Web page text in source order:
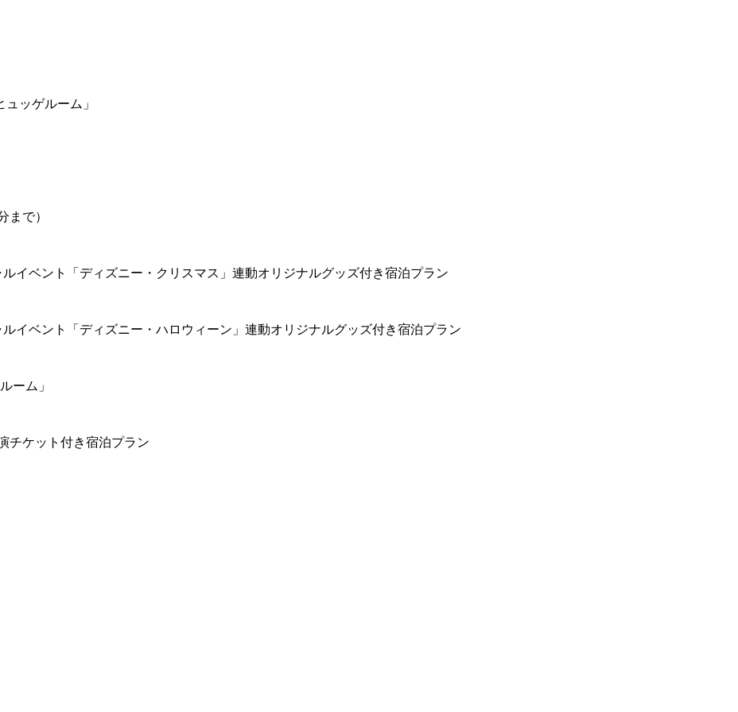
ッゲルーム」
まで）
イベント「ディズニー・クリスマス」連動オリジナルグッズ付き宿泊プラン
イベント「ディズニー・ハロウィーン」連動オリジナルグッズ付き宿泊プラン
ーム」
チケット付き宿泊プラン